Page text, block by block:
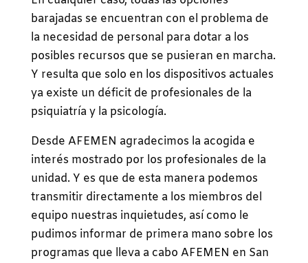
barajadas se encuentran con el problema de
la necesidad de personal para dotar a los
posibles recursos que se pusieran en marcha.
Y resulta que solo en los dispositivos actuales
ya existe un déficit de profesionales de la
psiquiatría y la psicología.
Desde AFEMEN agradecimos la acogida e
interés mostrado por los profesionales de la
unidad. Y es que de esta manera podemos
transmitir directamente a los miembros del
equipo nuestras inquietudes, así como le
pudimos informar de primera mano sobre los
programas que lleva a cabo AFEMEN en San